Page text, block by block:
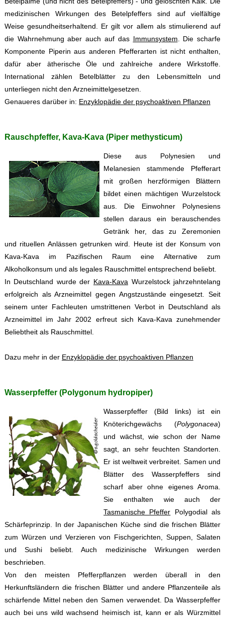
medizinischen Wirkungen des Betelpfeffers sind auf vielfältige
Weise gesundheitserhaltend. Er gilt vor allem als stimulierend auf
die Wahrnehmung aber auch auf das Immunsystem . Die scharfe
Komponente Piperin aus anderen Pfefferarten ist nicht enthalten,
dafür aber ätherische Öle und zahlreiche andere Wirkstoffe.
International zählen Betelblätter zu den Lebensmitteln und
unterliegen nicht den Arzneimittelgesetzen.
Genaueres darüber in: Enzyklopädie der psychoaktiven Pflanzen
Rauschpfeffer, Kava-Kava (Piper methysticum)
Diese aus Polynesien und
Melanesien stammende Pfefferart
mit großen herzförmigen Blättern
bildet einen mächtigen Wurzelstock
aus. Die Einwohner Polynesiens
stellen daraus ein berauschendes
Getränk her, das zu Zeremonien
und rituellen Anlässen getrunken wird. Heute ist der Konsum von
Kava-Kava im Pazifischen Raum eine Alternative zum
Alkoholkonsum und als legales Rauschmittel entsprechend beliebt.
In Deutschland wurde der Kava-Kava Wurzelstock jahrzehntelang
erfolgreich als Arzneimittel gegen Angstzustände eingesetzt. Seit
seinem unter Fachleuten umstrittenen Verbot in Deutschland als
Arzneimittel im Jahr 2002 erfreut sich Kava-Kava zunehmender
Beliebtheit als Rauschmittel.
Dazu mehr in der Enzyklopädie der psychoaktiven Pflanzen
Wasserpfeffer (Polygonum hydropiper)
Wasserpfeffer (Bild links) ist ein
Knöterichgewächs (Polygonacea)
und wächst, wie schon der Name
sagt, an sehr feuchten Standorten.
Er ist weltweit verbreitet. Samen und
Blätter des Wasserpfeffers sind
scharf aber ohne eigenes Aroma.
Sie enthalten wie auch der
Tasmanische Pfeffer Polygodial als
Schärfeprinzip. In der Japanischen Küche sind die frischen Blätter
zum Würzen und Verzieren von Fischgerichten, Suppen, Salaten
und Sushi beliebt. Auch medizinische Wirkungen werden
beschrieben.
Von den meisten Pfefferpflanzen werden überall in den
Herkunftsländern die frischen Blätter und andere Pflanzenteile als
schärfende Mittel neben den Samen verwendet. Da Wasserpfeffer
auch bei uns wild wachsend heimisch ist, kann er als Würzmittel